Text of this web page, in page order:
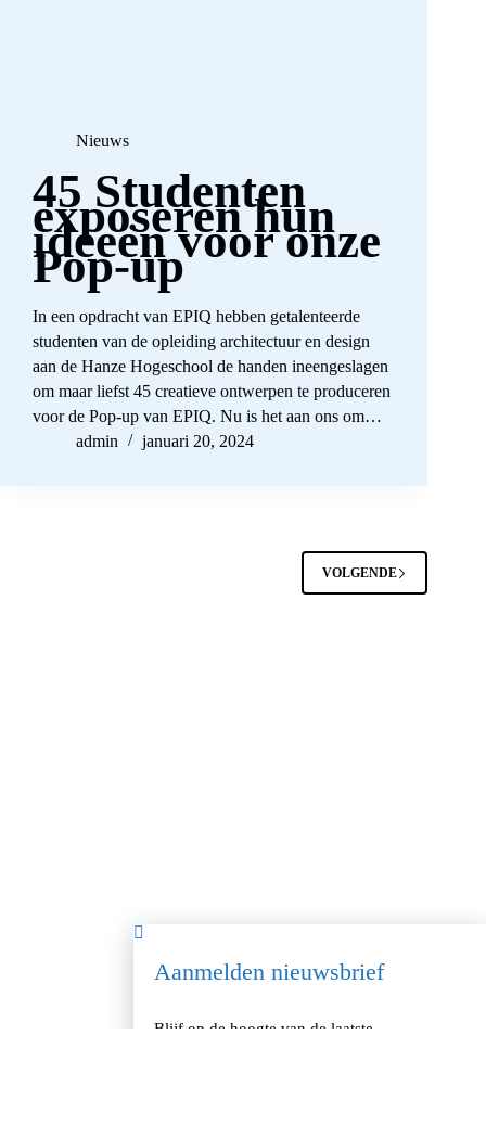
Nieuws
45 Studenten
exposeren hun
ideeën voor onze
Pop-up
In een opdracht van EPIQ hebben getalenteerde
studenten van de opleiding architectuur en design
aan de Hanze Hogeschool de handen ineengeslagen
om maar liefst 45 creatieve ontwerpen te produceren
voor de Pop-up van EPIQ. Nu is het aan ons om…
admin
januari 20, 2024
VOLGENDE
Aanmelden nieuwsbrief
Blijf op de hoogte van de laatste